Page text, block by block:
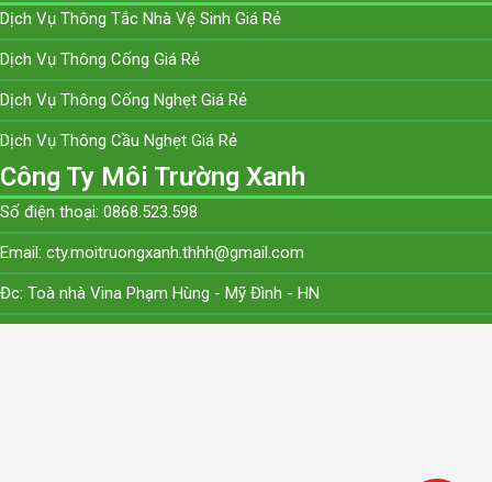
Dịch Vụ Thông Tắc Nhà Vệ Sinh Giá Rẻ
Dịch Vụ Thông Cống Giá Rẻ
Dịch Vụ Thông Cống Nghẹt Giá Rẻ
Dịch Vụ Thông Cầu Nghẹt Giá Rẻ
Công Ty Môi Trường Xanh
Số điện thoại: 0868.523.598
Email: cty.moitruongxanh.thhh@gmail.com
Đc: Toà nhà Vina Phạm Hùng - Mỹ Đình - HN